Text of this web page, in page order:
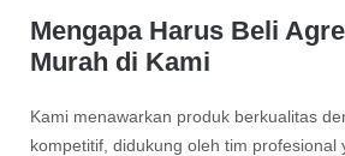
Mengapa Harus Beli
Murah di Kami
Kami menawarkan produk berkualitas
kompetitif, didukung oleh tim profesional